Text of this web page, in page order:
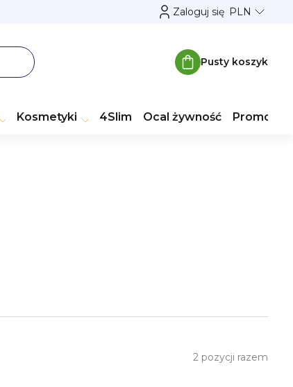
PLN
Zaloguj się
Koszyk
Pusty koszyk
Kosmetyki 4Slim Ocal żywność Promocje
2 pozycji razem